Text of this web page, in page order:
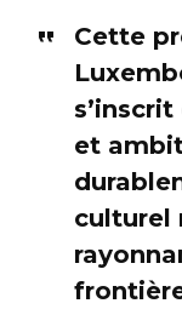
Cette
et
culturel